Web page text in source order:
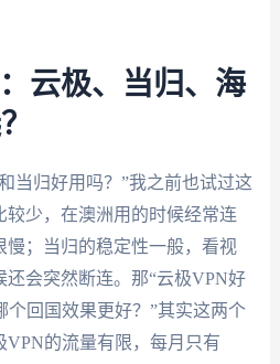
云极、当归、海
当归好用吗？”我之前也试过这
较少，在澳洲用的时候经常连
慢；当归的稳定性一般，看视
会突然断连。那“云极VPN好
个回国效果更好？”其实这两个
的流量有限，每月只有